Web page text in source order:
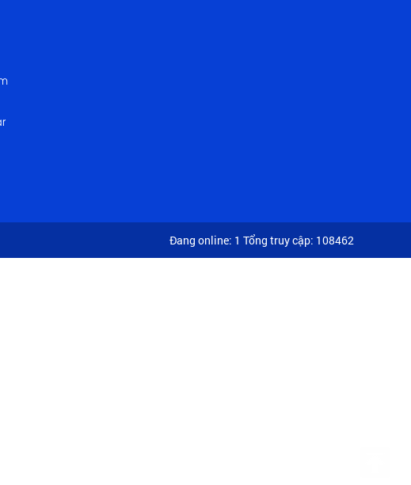
Đang online: 1 Tổng truy cập: 108462